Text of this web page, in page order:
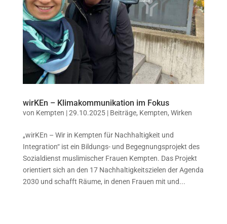
wirKEn – Klimakommunikation im Fokus
von Kempten |29.10.2025| Beiträge, Kempten, Wirken
„wirKEn – Wir in Kempten für Nachhaltigkeit und
Integration“ ist ein Bildungs- und Begegnungsprojekt des
Sozialdienst muslimischer Frauen Kempten. Das Projekt
orientiert sich an den 17 Nachhaltigkeitszielen der Agenda
2030 und schafft Räume, in denen Frauen mit und...